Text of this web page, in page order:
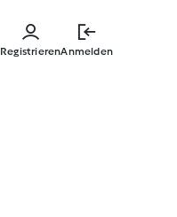
RegistrierenAnmelden